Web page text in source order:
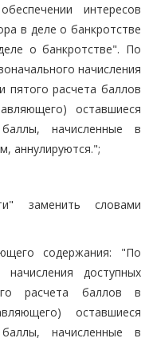
интересов
в деле о банкротстве
о банкротстве". По
начисления
пятого расчета баллов
оставшиеся
начисленные в
аннулируются.";
заменить словами
содержания: "По
доступных
расчета баллов в
оставшиеся
начисленные в